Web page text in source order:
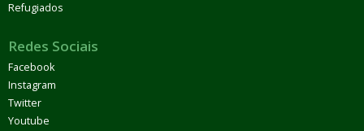
Refugiados
Redes Sociais
Facebook
Instagram
Twitter
Youtube